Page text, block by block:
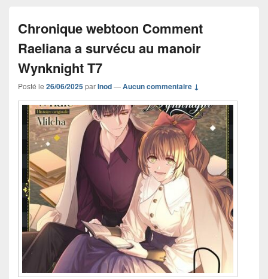
Chronique webtoon Comment
Raeliana a survécu au manoir
Wynknight T7
Posté le 26/06/2025parInod—Aucun commentaire ↓